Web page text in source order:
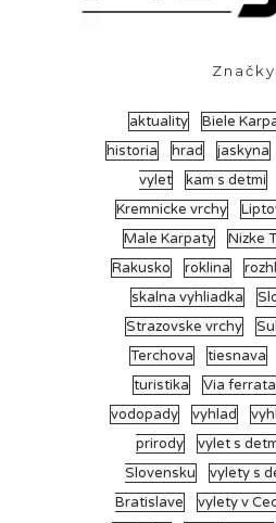
Značky
aktuality Biele
historia
hrad jaskyna
vylet
kam s detmi
Kremnicke vrchy
Male Karpaty
Nizke
Rakusko
roklina
skalna vyhliadka
Strazovske vrchy
Terchova
tiesnava
turistika
Via ferrata
vodopady
vyhlad
prirody
vylet s
Slovensku
vylety s
Bratislave
vylety v